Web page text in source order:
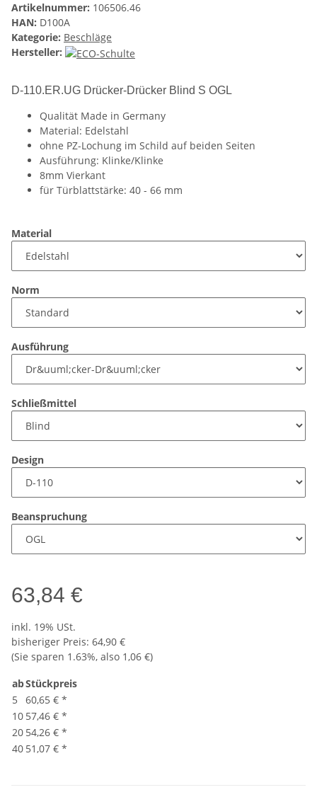
Artikelnummer: 106506.46
HAN: D100A
Kategorie: Beschläge
Hersteller:
D-110.ER.UG Drücker-Drücker Blind S OGL
Qualität Made in Germany
Material: Edelstahl
ohne PZ-Lochung im Schild auf beiden Seiten
Ausführung: Klinke/Klinke
8mm Vierkant
für Türblattstärke: 40 - 66 mm
Material
Norm
Ausführung
Schließmittel
Design
Beanspruchung
63,84 €
inkl. 19% USt.
bisheriger Preis: 64,90 €
(Sie sparen 1.63%, also 1,06 €)
abStückpreis
5
60,65 € *
10 57,46 € *
20 54,26 € *
40 51,07 € *